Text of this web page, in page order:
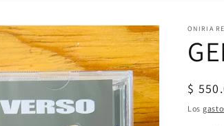
ONIRIA
$
Los